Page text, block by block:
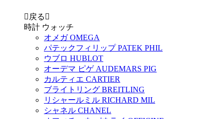
 戻る 
時計 ウォッチ
オメガ OMEGA
パテックフィリップ PATEK PHIL
ウブロ HUBLOT
オーデマ ピゲ AUDEMARS PIG
カルティエ CARTIER
ブライトリング BREITLING
リシャールミル RICHARD MIL
シャネル CHANEL